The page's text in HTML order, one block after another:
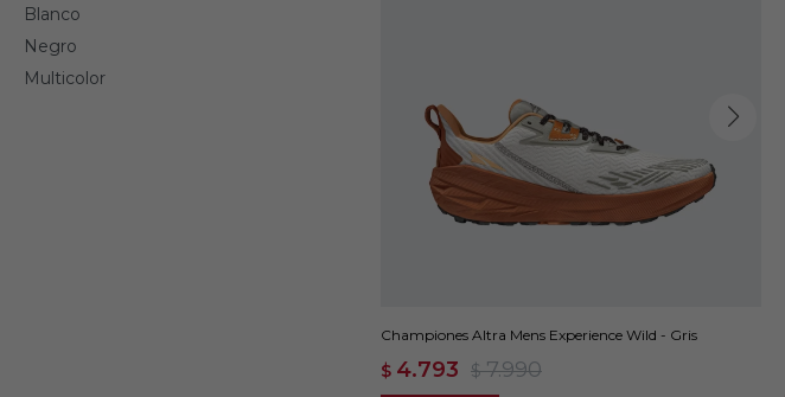
Championes Altra Mens Experience Wild - Gris
$ 4.793 $ 7.990
Blanco
Negro
Multicolor